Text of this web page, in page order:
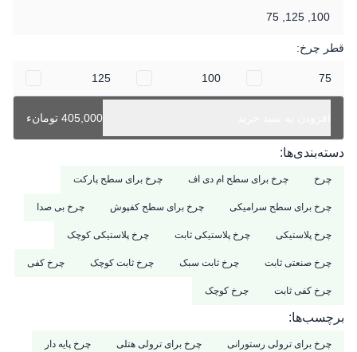
100, 125, 75
قطر چرخ:
75
100
125
405,000 تومانء
دسته‌بندی‌ها:
چرخ چرخ برای سطح ام دی اف چرخ برای سطح پارکت
چرخ برای سطح سرامیکی چرخ برای سطح کفپوش چرخ بی صدا
چرخ پلاستیکی چرخ پلاستیکی ثابت چرخ پلاستیکی کوچک
چرخ صنعتی ثابت چرخ ثابت سبک چرخ ثابت کوچک چرخ کفی
چرخ کفی ثابت چرخ کوچک
برچسب‌ها:
چرخ برای ترولی رستورانی چرخ برای ترولی هتلی چرخ پایه دار